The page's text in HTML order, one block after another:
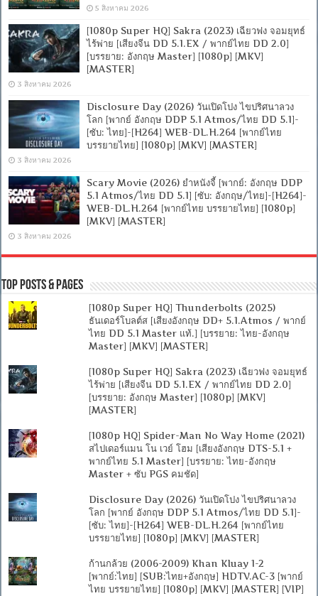
5 สิงหาคม 2026
[1080p Super HQ] Sakra (2023) เฉียวฟง จอมยุทธ์
ไร้พ่าย [เสียงจีน DD 5.1.EX / พากย์ไทย DD 2.0]
[บรรยาย: อังกฤษ Master] [1080p] [MKV]
[MASTER]
3 สิงหาคม 2026
Disclosure Day (2026) วันเปิดโปง ไขปริศนาลวง
โลก [พากย์ อังกฤษ DDP 5.1 Atmos/ไทย DD 5.1]-
[ซับ: ไทย]-[H264] WEB-DL.H.264 [พากย์ไทย
บรรยายไทย] [1080p] [MKV] [MASTER]
3 สิงหาคม 2026
Scary Movie (2026) ยำหนังจี้ [พากย์: อังกฤษ DDP
5.1 Atmos/ไทย DD 5.1] [ซับ: อังกฤษ/ไทย]-[H264]-
WEB-DL.H.264 [พากย์ไทย บรรยายไทย] [1080p]
[MKV] [MASTER]
3 สิงหาคม 2026
Top Posts & Pages
[1080p Super HQ] Thunderbolts (2025)
ธันเดอร์โบลต์ส [เสียงอังกฤษ DD+ 5.1.Atmos / พากย์
ไทย DD 5.1 Master แท้.] [บรรยาย: ไทย-อังกฤษ
Master] [MKV] [MASTER]
[1080p Super HQ] Sakra (2023) เฉียวฟง จอมยุทธ์
ไร้พ่าย [เสียงจีน DD 5.1.EX / พากย์ไทย DD 2.0]
[บรรยาย: อังกฤษ Master] [1080p] [MKV]
[MASTER]
[1080p HQ] Spider-Man No Way Home (2021)
สไปเดอร์แมน โน เวย์ โฮม [เสียงอังกฤษ DTS-5.1 +
พากย์ไทย 5.1 Master] [บรรยาย: ไทย-อังกฤษ
Master + ซับ PGS คมชัด]
Disclosure Day (2026) วันเปิดโปง ไขปริศนาลวง
โลก [พากย์ อังกฤษ DDP 5.1 Atmos/ไทย DD 5.1]-
[ซับ: ไทย]-[H264] WEB-DL.H.264 [พากย์ไทย
บรรยายไทย] [1080p] [MKV] [MASTER]
ก้านกล้วย (2006-2009) Khan Kluay 1-2
[พากย์:ไทย] [SUB:ไทย+อังกฤษ] HDTV.AC-3 [พากย์
ไทย บรรยายไทย] [1080p] [MKV] [MASTER] [VIP]